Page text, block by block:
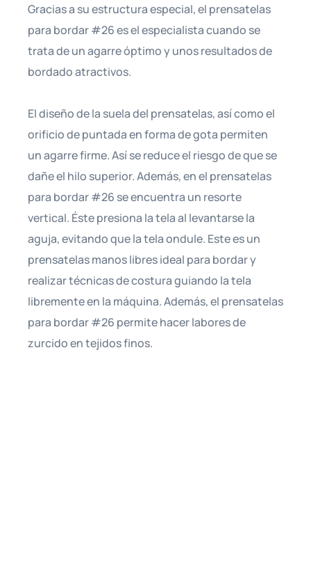
Gracias a su estructura especial, el prensatelas
para bordar #26 es el especialista cuando se
trata de un agarre óptimo y unos resultados de
bordado atractivos.
El diseño de la suela del prensatelas, así como el
orificio de puntada en forma de gota permiten
un agarre firme. Así se reduce el riesgo de que se
dañe el hilo superior. Además, en el prensatelas
para bordar #26 se encuentra un resorte
vertical. Éste presiona la tela al levantarse la
aguja, evitando que la tela ondule. Este es un
prensatelas manos libres ideal para bordar y
realizar técnicas de costura guiando la tela
libremente en la máquina. Además, el prensatelas
para bordar #26 permite hacer labores de
zurcido en tejidos finos.